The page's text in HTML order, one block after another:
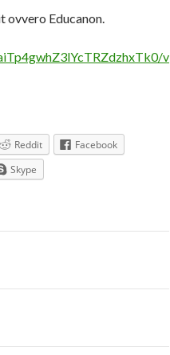
ovvero Educanon.
v
Reddit
Facebook
Skype